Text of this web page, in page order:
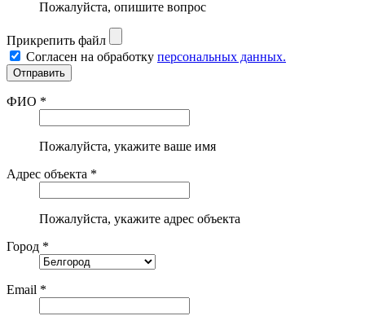
Пожалуйста, опишите вопрос
Прикрепить файл
Согласен на обработку персональных данных.
ФИО *
Пожалуйста, укажите ваше имя
Адрес объекта *
Пожалуйста, укажите адрес объекта
Город *
Email *